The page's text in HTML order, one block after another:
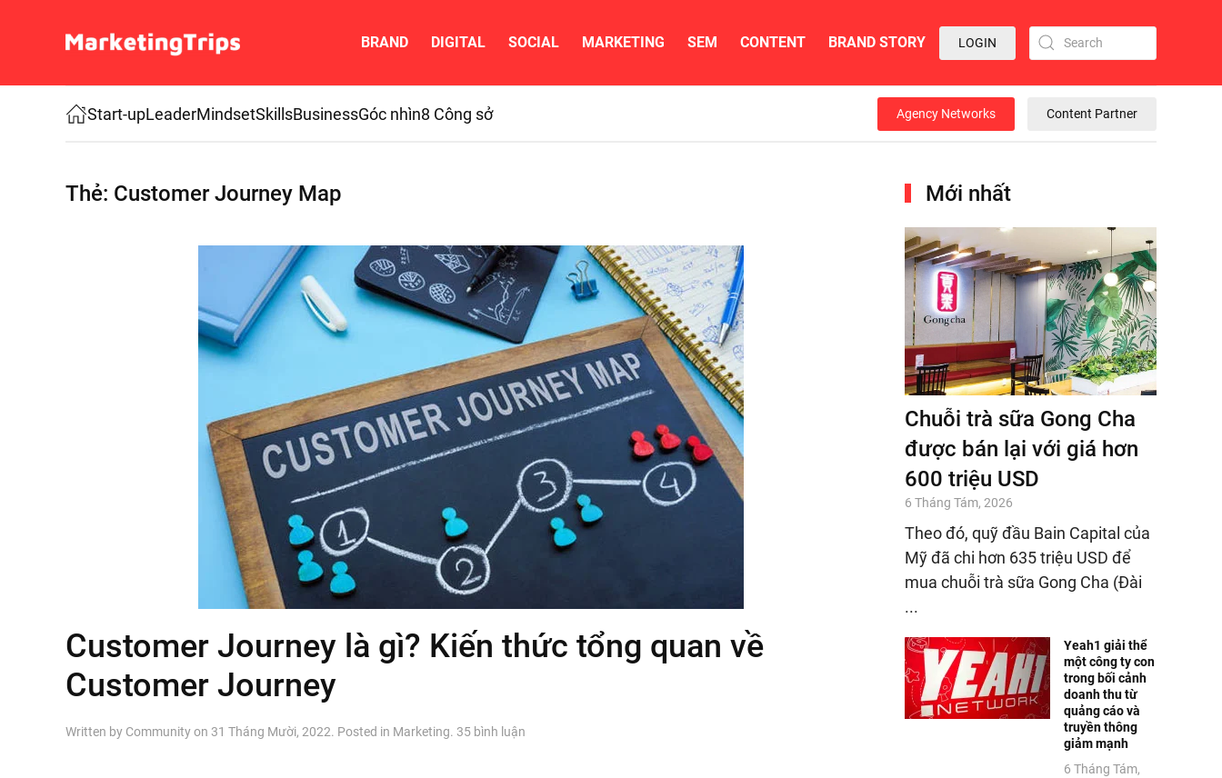
Skip to main content
BRAND DIGITAL SOCIAL MARKETING SEM CONTENT BRAND STORY LOGIN
Start-upLeaderMindsetSkillsBusinessGóc nhìn8 Công sở Agency Networks Content Partner
Thẻ: Customer Journey Map
Customer Journey là gì? Kiến thức tổng quan về
Customer Journey
Written by Communityon 31 Tháng Mười, 2022. Posted in Marketing. 35 bình luận
Mới nhất
Chuỗi trà sữa Gong Cha
được bán lại với giá hơn
600 triệu USD
6 Tháng Tám, 2026
Theo đó, quỹ đầu Bain Capital của
Mỹ đã chi hơn 635 triệu USD để
mua chuỗi trà sữa Gong Cha (Đài
...
Yeah1 giải thể
một công ty con
trong bối cảnh
doanh thu từ
quảng cáo và
truyền thông
giảm mạnh
6 Tháng Tám,